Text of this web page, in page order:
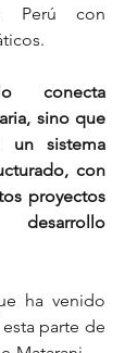
Perú con
conecta
sino que
un sistema
con
proyectos
ha venido
parte de